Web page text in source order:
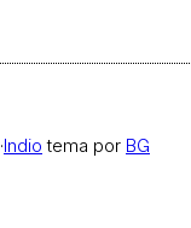
·Indio tema por BG